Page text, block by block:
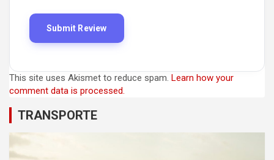
This site uses Akismet to reduce spam. Learn how your
comment data is processed.
TRANSPORTE